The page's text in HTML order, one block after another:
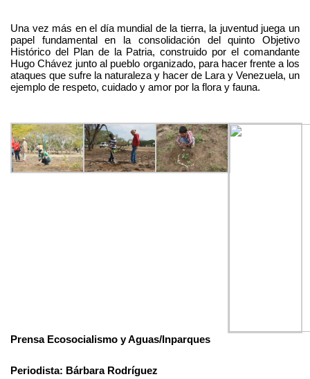
Una vez más en el día mundial de la tierra, la juventud juega un
papel fundamental en la consolidación del quinto Objetivo
Histórico del Plan de la Patria, construido por el comandante
Hugo Chávez junto al pueblo organizado, para hacer frente a los
ataques que sufre la naturaleza y hacer de Lara y Venezuela, un
ejemplo de respeto, cuidado y amor por la flora y fauna.
Prensa Ecosocialismo y Aguas/Inparques
Periodista: Bárbara Rodríguez